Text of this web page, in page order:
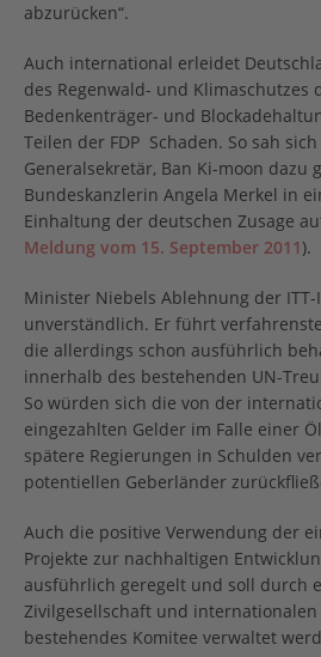
abzurücken“.
Auch international erleidet
des Regenwald- und Klimaschutzes
Bedenkenträger- und
Teilen der FDP Schaden. So sah
Generalsekretär, Ban Ki-moon dazu
Bundeskanzlerin Angela Merkel in
Einhaltung der deutschen Zusage
Meldung vom 15. September 2011 ).
Minister Niebels Ablehnung der
unverständlich. Er führt
die allerdings schon ausführlich
innerhalb des bestehenden UN-
So würden sich die von der
eingezahlten Gelder im Falle einer
spätere Regierungen in Schulden
potentiellen Geberländer
Auch die positive Verwendung der
Projekte zur nachhaltigen
ausführlich geregelt und soll durch
Zivilgesellschaft und
bestehendes Komitee verwaltet